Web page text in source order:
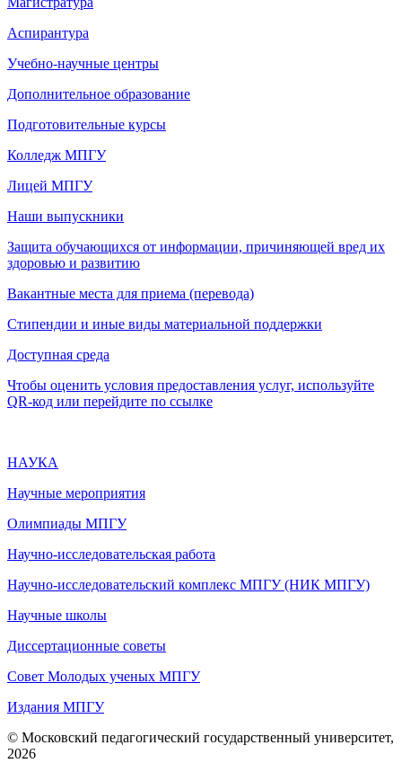
Аспирантура
Учебно-научные центры
Дополнительное образование
Подготовительные курсы
Колледж МПГУ
Лицей МПГУ
Наши выпускники
Защита обучающихся от информации, причиняющей вред их
здоровью и развитию
Вакантные места для приема (перевода)
Стипендии и иные виды материальной поддержки
Доступная среда
Чтобы оценить условия предоставления услуг, используйте
QR-код или перейдите по ссылке
НАУКА
Научные мероприятия
Олимпиады МПГУ
Научно-исследовательская работа
Научно-исследовательский комплекс МПГУ (НИК МПГУ)
Научные школы
Диссертационные советы
Совет Молодых ученых МПГУ
Издания МПГУ
© Московский педагогический государственный университет,
2026